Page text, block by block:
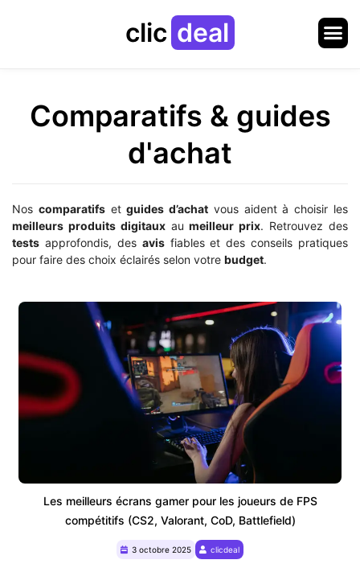
clic deal
Comparatifs & guides
d'achat
Nos comparatifsetguides d’achat vous aident à choisir les
meilleurs produits digitauxaumeilleur prix. Retrouvez des
tests approfondis, des avisfiables et des conseils pratiques
pour faire des choix éclairés selon votre budget.
Les meilleurs écrans gamer pour les joueurs de FPS
compétitifs (CS2, Valorant, CoD, Battlefield)
3 octobre 2025 clicdeal